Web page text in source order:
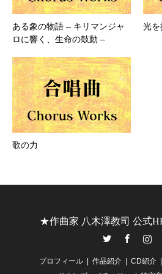
ある象の物語 – キリマンジャ
ロに響く、生命の鼓動 –
光を
歌の力
★作曲家 八木澤教司 公式HP
RSS
プロフィール 作品紹介 CD紹介